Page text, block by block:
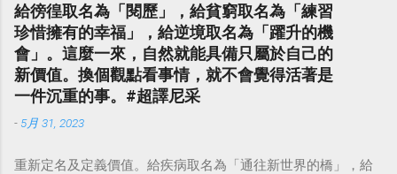
給徬徨取名為「閱歷」，給貧窮取名為「練習
珍惜擁有的幸福」，給逆境取名為「躍升的機
會」。這麼一來，自然就能具備只屬於自己的
新價值。換個觀點看事情，就不會覺得活著是
一件沉重的事。#超譯尼采
- 5月 31, 2023
重新定名及定義價值。給疾病取名為「通往新世界的橋」，給